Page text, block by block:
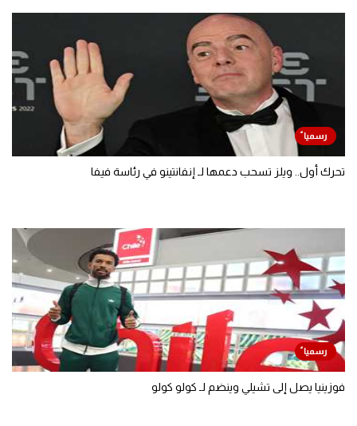
تحرك أول.. ويلز تسحب دعمها لـ إنفانتينو في رئاسة فيفا
فوزينيا يصل إلى تشيلي وينضم لـ كولو كولو